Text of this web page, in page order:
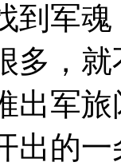
到军
多，
军旅
出的